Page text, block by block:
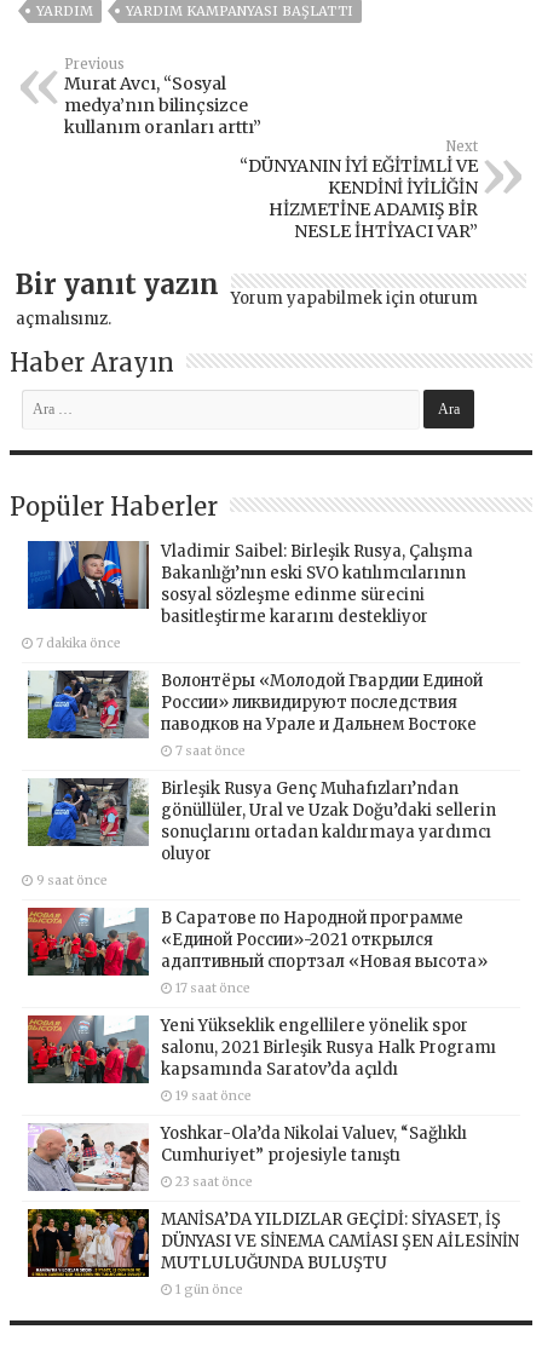
YARDIM
YARDIM KAMPANYASI BAŞLATTI
Previous
Murat Avcı, “Sosyal
medya’nın bilinçsizce
kullanım oranları arttı”
Next
“DÜNYANIN İYİ EĞİTİMLİ VE
KENDİNİ İYİLİĞİN
HİZMETİNE ADAMIŞ BİR
NESLE İHTİYACI VAR”
Bir yanıt yazın Yorum yapabilmek için oturum
açmalısınız.
Haber Arayın
Popüler Haberler
Vladimir Saibel: Birleşik Rusya, Çalışma
Bakanlığı’nın eski SVO katılımcılarının
sosyal sözleşme edinme sürecini
basitleştirme kararını destekliyor
7 dakika önce
Волонтёры «Молодой Гвардии Единой
России» ликвидируют последствия
паводков на Урале и Дальнем Востоке
7 saat önce
Birleşik Rusya Genç Muhafızları’ndan
gönüllüler, Ural ve Uzak Doğu’daki sellerin
sonuçlarını ortadan kaldırmaya yardımcı
oluyor
9 saat önce
В Саратове по Народной программе
«Единой России»-2021 открылся
адаптивный спортзал «Новая высота»
17 saat önce
Yeni Yükseklik engellilere yönelik spor
salonu, 2021 Birleşik Rusya Halk Programı
kapsamında Saratov’da açıldı
19 saat önce
Yoshkar-Ola’da Nikolai Valuev, “Sağlıklı
Cumhuriyet” projesiyle tanıştı
23 saat önce
MANİSA’DA YILDIZLAR GEÇİDİ: SİYASET, İŞ
DÜNYASI VE SİNEMA CAMİASI ŞEN AİLESİNİN
MUTLULUĞUNDA BULUŞTU
1 gün önce